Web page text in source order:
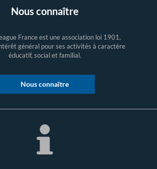
Nous connaître
France est une association loi 1901,
général pour ses activités à caractère
éducatif, social et familial.
Nous connaître